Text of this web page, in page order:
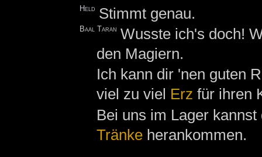
Held Stimmt genau.
Baal Taran Wusste ich's doch!
den Magiern.
Ich kann dir 'nen guten
viel zu viel Erz für ihren
Bei uns im Lager
Tränkeherankommen.